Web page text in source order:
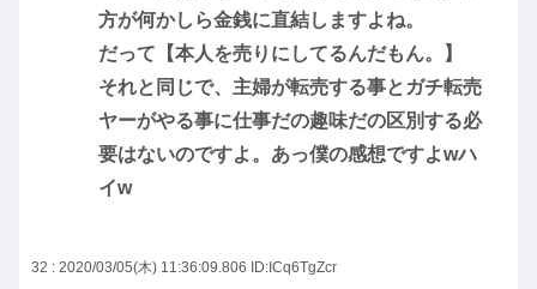
方が何かしら金銭に直結しますよね。
だって【本人を売りにしてるんだもん。】
それと同じで、主婦が転売する事とガチ転売
ヤーがやる事に仕事だの趣味だの区別する必
要はないのですよ。あっ僕の感想ですよwハ
イw
32 : 2020/03/05(木) 11:36:09.806 ID:ICq6TgZcr